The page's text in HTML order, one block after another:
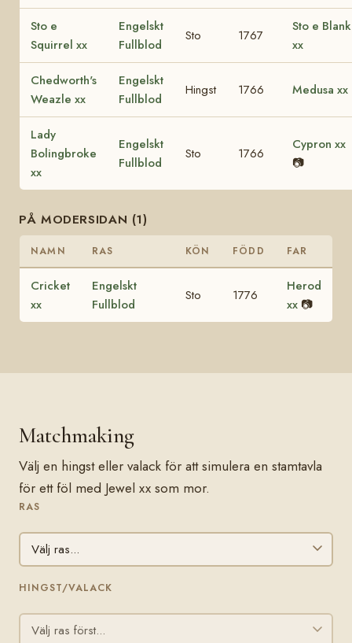
Sto e
Squirrel xx
Engelskt
Fullblod
Sto 1767
Sto e Blank
xx
Chedworth's
Weazle xx
Engelskt
Fullblod
Hingst 1766 Medusa xx
Lady
Bolingbroke
xx
Engelskt
Fullblod
Sto 1766
Cypron xx
📷
PÅ MODERSIDAN (1)
NAMN RAS KÖN FÖDD FAR
Cricket
xx
Engelskt
Fullblod
Sto 1776
Herod
xx 📷
Matchmaking
Välj en hingst eller valack för att simulera en stamtavla
för ett föl med Jewel xx som mor.
RAS
HINGST/VALACK